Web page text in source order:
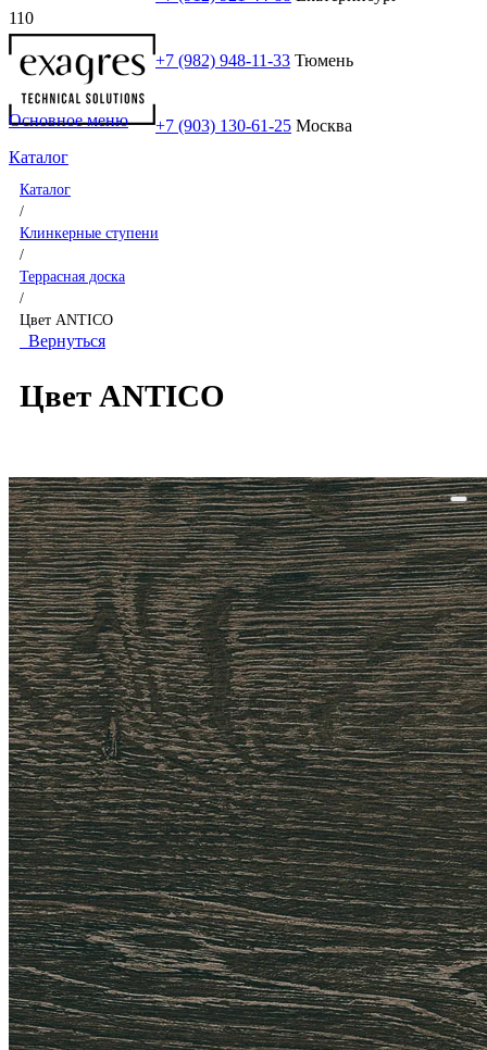
+7 (982) 948-11-33 Тюмень
+7 (903) 130-61-25 Москва
Основное меню
Каталог
Каталог
/
Клинкерные ступени
/
Террасная доска
/
Цвет ANTICO
Вернуться
Цвет ANTICO